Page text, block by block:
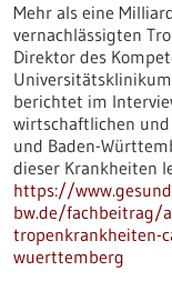
Mehr als eine
vernachlässigten
Direktor des
berichtet im
wirtschaftlichen
und Baden-
dieser Krankheiten
https://
bw.de/fachbeitrag/
tropenkrankheiten-
wuerttemberg